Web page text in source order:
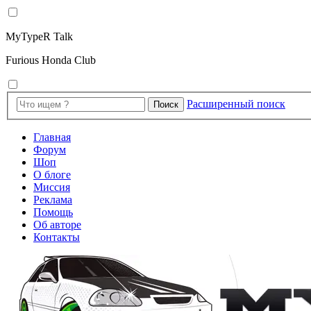
MyTypeR Talk
Furious Honda Club
Поиск Расширенный поиск
Главная
Форум
Шоп
О блоге
Миссия
Реклама
Помощь
Об авторе
Контакты